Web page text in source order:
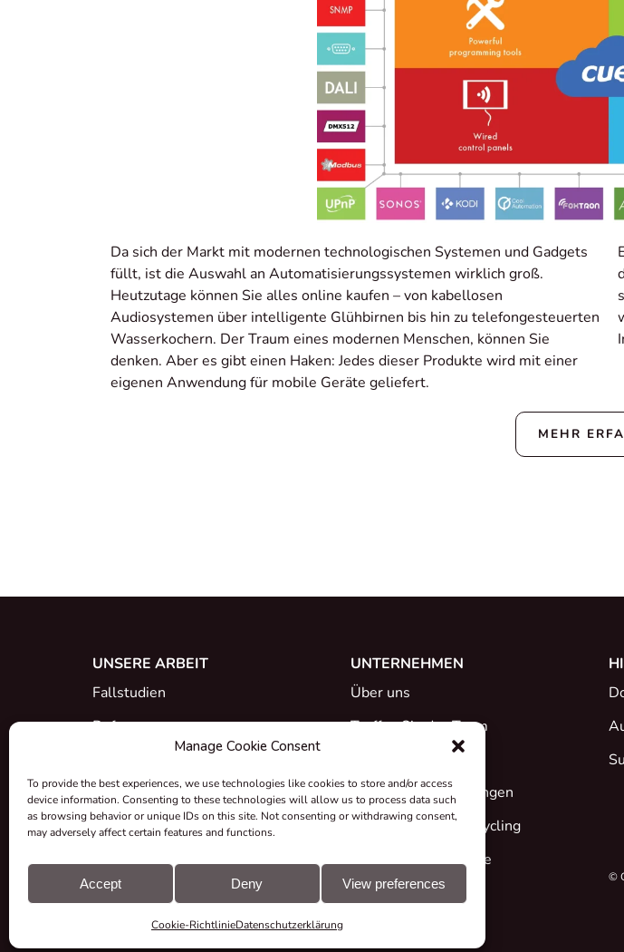
Manage Cookie Consent
To provide the best experiences, we use technologies like cookies to store and/or access
device information. Consenting to these technologies will allow us to process data such
as browsing behavior or unique IDs on this site. Not consenting or withdrawing consent,
may adversely affect certain features and functions.
Accept Deny View preferences
Cookie-RichtlinieDatenschutzerklärung
Da sich der Markt mit modernen technologischen Systemen und Gadgets
füllt, ist die Auswahl an Automatisierungssystemen wirklich groß.
Heutzutage können Sie alles online kaufen – von kabellosen
Audiosystemen über intelligente Glühbirnen bis hin zu telefongesteuerten
Wasserkochern. Der Traum eines modernen Menschen, können Sie
denken. Aber es gibt einen Haken: Jedes dieser Produkte wird mit einer
eigenen Anwendung für mobile Geräte geliefert.
MEHR
UNSERE ARBEIT
Fallstudien
Referenzen
UNTERNEHMEN
Über uns
Treffen Sie das Team
Zertifikate & Erklärungen
Rücknahme und Recycling
Zuschüsse & Projekte
©